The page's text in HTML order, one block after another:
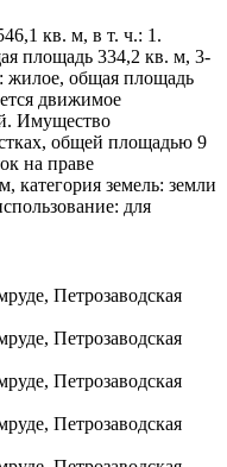
кв. м, в т. ч.: 1.
площадь 334,2 кв. м, 3-
жилое, общая площадь
движимое
Имущество
общей площадью 9
на праве
категория земель: земли
для